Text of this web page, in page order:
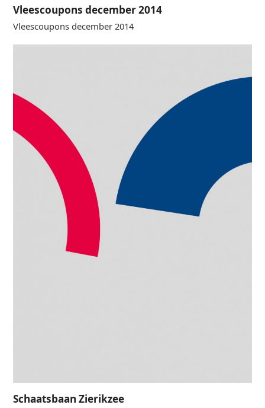
Vleescoupons december 2014
Vleescoupons december 2014
Schaatsbaan Zierikzee